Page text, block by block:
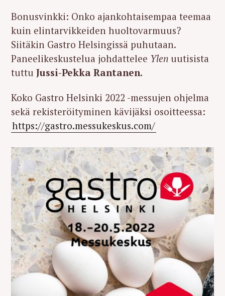
Bonusvinkki: Onko ajankohtaisempaa teemaa
kuin elintarvikkeiden huoltovarmuus?
Siitäkin Gastro Helsingissä puhutaan.
Paneelikeskustelua johdattelee Ylen uutisista
tuttu Jussi-Pekka Rantanen.
Koko Gastro Helsinki 2022 -messujen ohjelma
sekä rekisteröityminen kävijäksi osoitteessa:
https://gastro.messukeskus.com/